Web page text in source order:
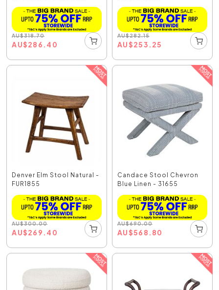
AU$318.70
AU$286.40
AU$282.15
AU$253.25
Denver Elm Stool Natural -
FUR1855
AU$300.00
AU$269.40
Candace Stool Chevron
Blue Linen - 31655
AU$690.00
AU$568.80